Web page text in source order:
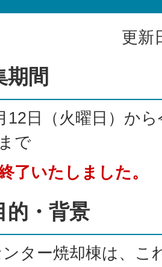
更新
期間
12日（火曜日）か
で
了いたしました。
的・背景
ター焼却棟は、こ